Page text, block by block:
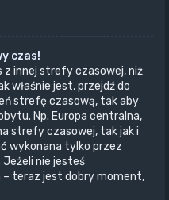
czas!
z innej strefy czasowej, niż
właśnie jest, przejdź do
strefę czasową, tak aby
Np. Europa centralna,
strefy czasowej, tak jak i
wykonana tylko przez
nie jesteś
teraz jest dobry moment,